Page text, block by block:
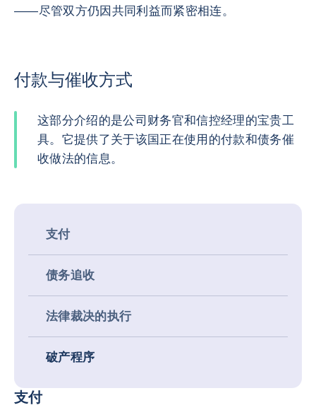
——尽管双方仍因共同利益而紧密相连。
付款与催收方式
这部分介绍的是公司财务官和信控经理的宝贵工
具。它提供了关于该国正在使用的付款和债务催
收做法的信息。
支付
债务追收
法律裁决的执行
破产程序
支付